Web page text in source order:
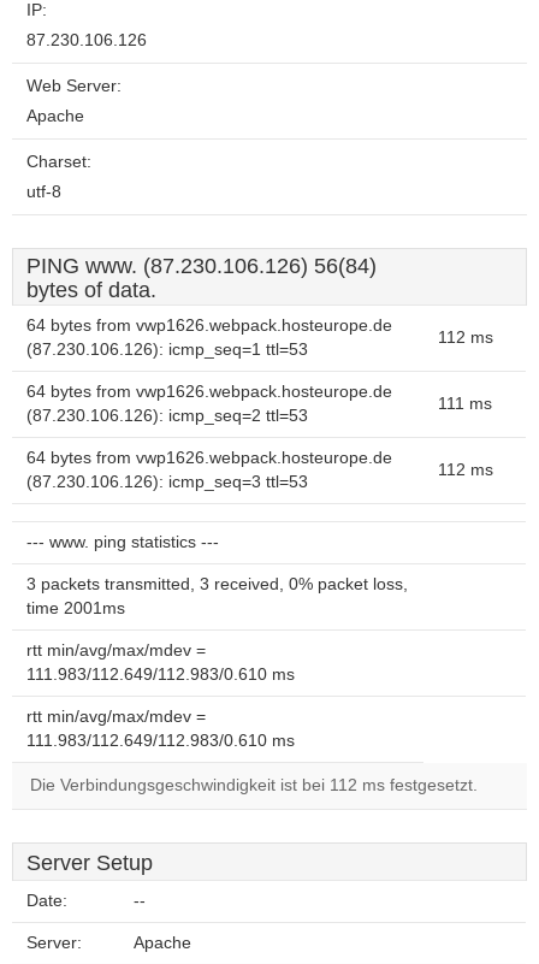
IP:
87.230.106.126
Web Server:
Apache
Charset:
utf-8
PING www. (87.230.106.126) 56(84)
bytes of data.
64 bytes from vwp1626.webpack.hosteurope.de
(87.230.106.126): icmp_seq=1 ttl=53
112 ms
64 bytes from vwp1626.webpack.hosteurope.de
(87.230.106.126): icmp_seq=2 ttl=53
111 ms
64 bytes from vwp1626.webpack.hosteurope.de
(87.230.106.126): icmp_seq=3 ttl=53
112 ms
--- www. ping statistics ---
3 packets transmitted, 3 received, 0% packet loss,
time 2001ms
rtt min/avg/max/mdev =
111.983/112.649/112.983/0.610 ms
rtt min/avg/max/mdev =
111.983/112.649/112.983/0.610 ms
Die Verbindungsgeschwindigkeit ist bei 112 ms festgesetzt.
Server Setup
Date: --
Server: Apache